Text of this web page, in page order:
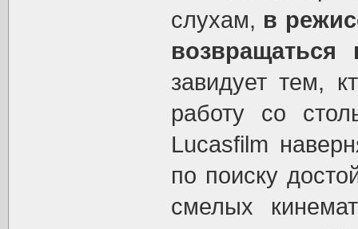
слухам, в
возвращаться
завидует тем,
работу со
Lucasfilm
по поиску
смелых